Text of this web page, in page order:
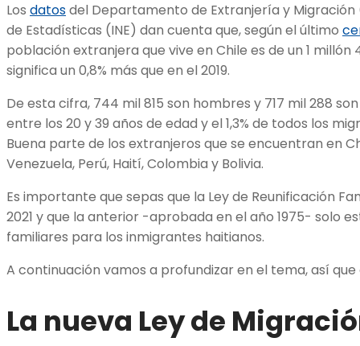
Los datosdel Departamento de Extranjería y Migración
de Estadísticas (INE) dan cuenta que, según el último
población extranjera que vive en Chile es de un 1 millón
significa un 0,8% más que en el 2019.
De esta cifra, 744 mil 815 son hombres y 717 mil 288
entre los 20 y 39 años de edad y el 1,3% de todos los
Buena parte de los extranjeros que se encuentran en
Venezuela, Perú, Haití, Colombia y Bolivia.
Es importante que sepas que la Ley de Reunificación
2021 y que la anterior -aprobada en el año 1975- solo
familiares para los inmigrantes haitianos.
A continuación vamos a profundizar en el tema, así
La nueva Ley de